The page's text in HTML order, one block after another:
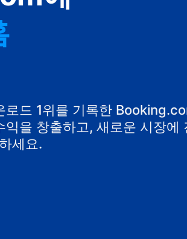
로드 1위를 기록한
을 창출하고, 새로운 시장에
세요.